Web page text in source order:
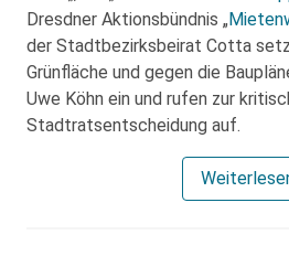
Dresdner Aktionsbündnis „
der Stadtbezirksbeirat Cotta
Grünfläche und gegen die
Uwe Köhn ein und rufen zur
Stadtratsentscheidung auf.